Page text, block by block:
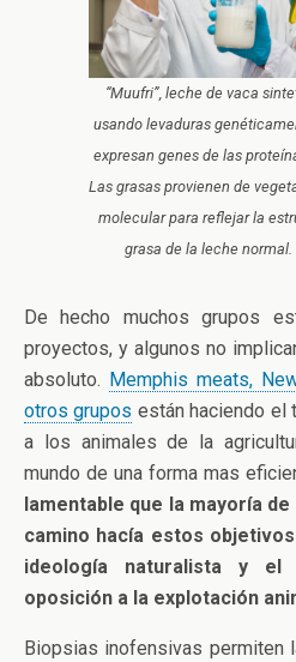
“Muufri”, leche de vaca
usando levaduras
expresan genes de las
Las grasas provienen de
molecular para reflejar la
grasa de la leche normal.
De hecho muchos grupos
proyectos, y algunos no
absoluto. Memphis meats,
otros grupos están haciendo el
a los animales de la
mundo de una forma mas
lamentable que la mayoría
camino hacía estos
ideología naturalista y el
oposición a la explotación
Biopsias inofensivas permiten